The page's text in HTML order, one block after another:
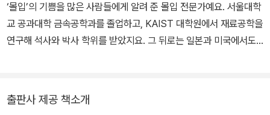
‘몰입’의 기쁨을 많은 사람들에게 알려 준 몰입 전문가예요. 서울대학
교 공과대학 금속공학과를 졸업하고, KAIST 대학원에서 재료공학을
연구해 석사와 박사 학위를 받았지요. 그 뒤로는 일본과 미국에서도
래서 이 놀라운 경험을 많은 사람들과 나누기 위해 《몰입》이라는 책
출판사 제공 책소개